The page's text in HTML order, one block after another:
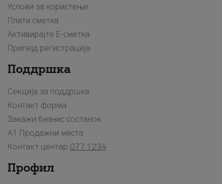
Услови за користење
Плати сметка
Активирајте Е-сметка
Припејд регистрација
Поддршка
Секција за поддршка
Контакт форма
Закажи бизнис состанок
A1 Продажни места
Контакт центар 077 1234
Профил